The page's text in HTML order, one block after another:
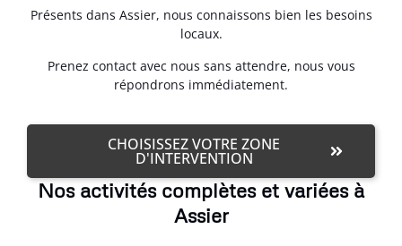
Présents dans Assier, nous connaissons bien les besoins
locaux.
Prenez contact avec nous sans attendre, nous vous
répondrons immédiatement.
CHOISISSEZ VOTRE ZONE
D'INTERVENTION
Nos activités complètes et variées à
Assier